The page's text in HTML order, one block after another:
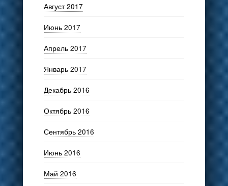
Август 2017
Июнь 2017
Апрель 2017
Январь 2017
Декабрь 2016
Октябрь 2016
Сентябрь 2016
Июнь 2016
Май 2016